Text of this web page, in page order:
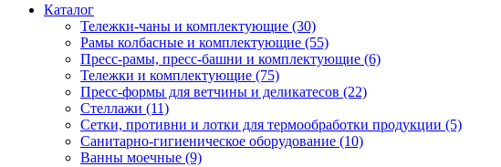
Каталог
Тележки-чаны и комплектующие (30)
Рамы колбасные и комплектующие (55)
Пресс-рамы, пресс-башни и комплектующие (6)
Тележки и комплектующие (75)
Пресс-формы для ветчины и деликатесов (22)
Стеллажи (11)
Сетки, противни и лотки для термообработки продукции (5)
Санитарно-гигиеническое оборудование (10)
Ванны моечные (9)